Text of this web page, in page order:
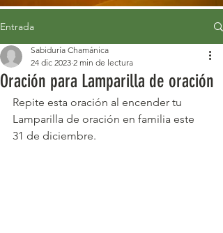
Entrada
Oración para Lamparilla de oración
Sabiduría Chamánica
24 dic 2023 2 min de lectura
Repite esta oración al encender tu
Lamparilla de oración en familia este
31 de diciembre.